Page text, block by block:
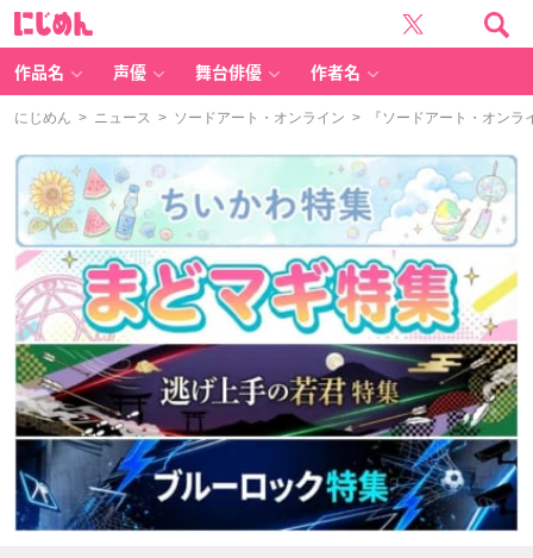
作品名 声優 舞台俳優 作者名
にじめん > ニュース > ソードアート・オンライン > 『ソードアート・オンラ